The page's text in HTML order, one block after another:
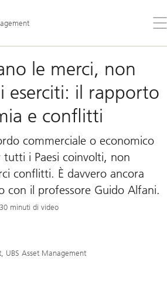
il
le merci, non
eserciti: il rapporto
e conflitti
commerciale o economico
i Paesi coinvolti, non
conflitti. È davvero ancora
con il professore Guido Alfani.
30 minuti di video
UBS Asset Management